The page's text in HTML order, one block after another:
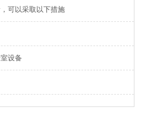
可以采取以下措施
设备